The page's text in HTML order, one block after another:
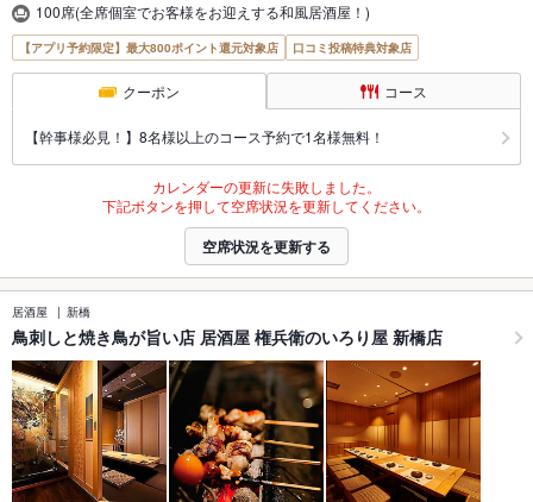
100席(全席個室でお客様をお迎えする和風居酒屋！)
【アプリ予約限定】最大800ポイント還元対象店 口コミ投稿特典対象店
クーポン コース
【幹事様必見！】8名様以上のコース予約で1名様無料！
カレンダーの更新に失敗しました。
下記ボタンを押して空席状況を更新してください。
空席状況を更新する
居酒屋 新橋
鳥刺しと焼き鳥が旨い店 居酒屋 権兵衛のいろり屋 新橋店